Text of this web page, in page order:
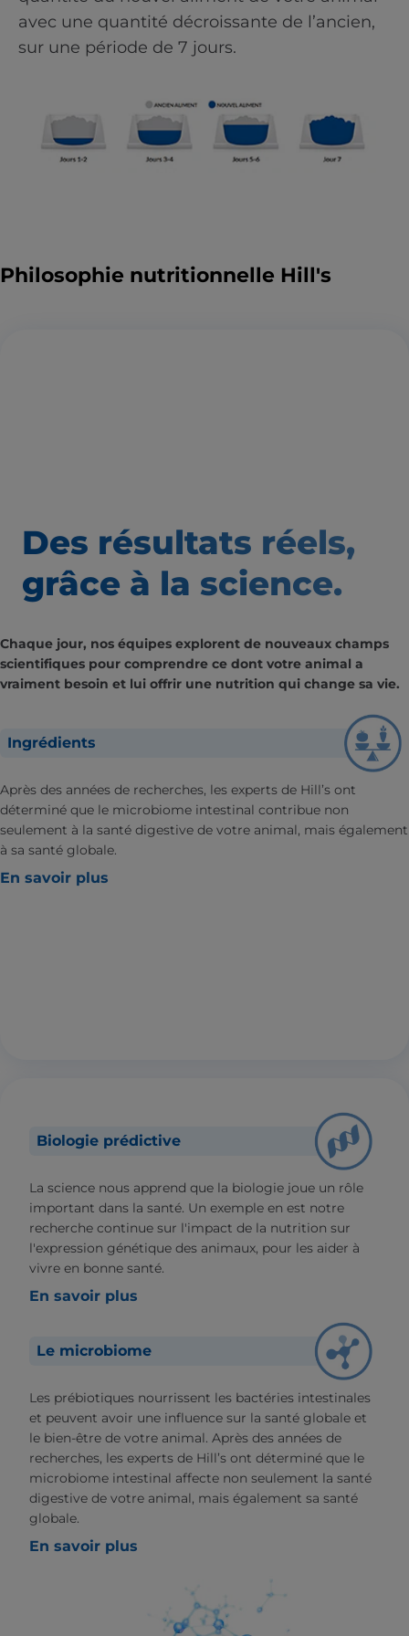
avec une quantité décroissante de l’ancien,
sur une période de 7 jours.
Philosophie nutritionnelle Hill's
Des résultats réels,
grâce à la science.
Chaque jour, nos équipes explorent de nouveaux champs
scientifiques pour comprendre ce dont votre animal a
vraiment besoin et lui offrir une nutrition qui change sa vie.
Ingrédients
Après des années de recherches, les experts de Hill’s ont
déterminé que le microbiome intestinal contribue non
seulement à la santé digestive de votre animal, mais également
à sa santé globale.
En savoir plus
Biologie prédictive
La science nous apprend que la biologie joue un rôle
important dans la santé. Un exemple en est notre
recherche continue sur l'impact de la nutrition sur
l'expression génétique des animaux, pour les aider à
vivre en bonne santé.
En savoir plus
Le microbiome
Les prébiotiques nourrissent les bactéries intestinales
et peuvent avoir une influence sur la santé globale et
le bien-être de votre animal. Après des années de
recherches, les experts de Hill’s ont déterminé que le
microbiome intestinal affecte non seulement la santé
digestive de votre animal, mais également sa santé
globale.
En savoir plus